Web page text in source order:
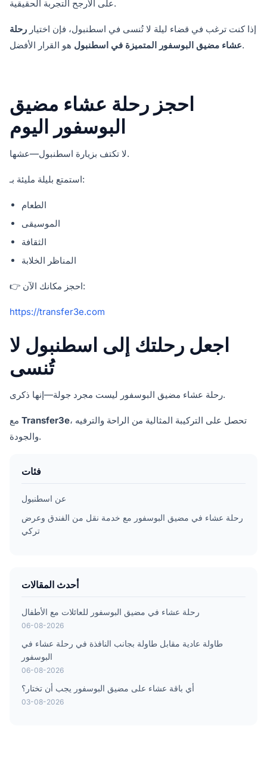
على الأرجح التجربة الحقيقية.
إذا كنت ترغب في قضاء ليلة لا تُنسى في اسطنبول، فإن اختيار رحلة
عشاء مضيق البوسفور المتميزة في اسطنبولهو القرار الأفضل.
احجز رحلة عشاء مضيق
البوسفور اليوم
لا تكتف بزيارة اسطنبول—عشها.
استمتع بليلة مليئة بـ:
الطعام
الموسيقى
الثقافة
المناظر الخلابة
👉 احجز مكانك الآن:
https://transfer3e.com
اجعل رحلتك إلى اسطنبول لا
تُنسى
رحلة عشاء مضيق البوسفور ليست مجرد جولة—إنها ذكرى.
Transfer3e، تحصل على التركيبة المثالية من الراحة والترفيه
والجودة.
فئات
عن اسطنبول
رحلة عشاء في مضيق البوسفور مع خدمة نقل من الفندق وعرض
تركي
أحدث المقالات
رحلة عشاء في مضيق البوسفور للعائلات مع الأطفال
06-08-2026
طاولة عادية مقابل طاولة بجانب النافذة في رحلة عشاء في
البوسفور
06-08-2026
أي باقة عشاء على مضيق البوسفور يجب أن تختار؟
03-08-2026